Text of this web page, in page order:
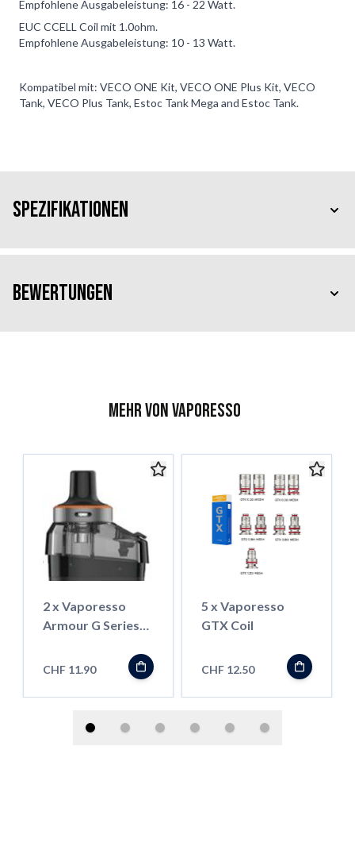
Empfohlene Ausgabeleistung: 16 - 22 Watt.
EUC CCELL Coil mit 1.0ohm.
Empfohlene Ausgabeleistung: 10 - 13 Watt.
Kompatibel mit: VECO ONE Kit, VECO ONE Plus Kit, VECO
Tank, VECO Plus Tank, Estoc Tank Mega and Estoc Tank.
Spezifikationen
Bewertungen
Mehr von Vaporesso
2 x Vaporesso
Armour G Series
Drip Tip DTL
CHF 11.90
5 x Vaporesso
GTX Coil
CHF 12.50